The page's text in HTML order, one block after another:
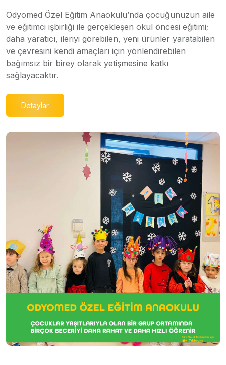
Odyomed Özel Eğitim Anaokulu’nda çocuğunuzun aile
ve eğitimci işbirliği ile gerçekleşen okul öncesi eğitimi;
daha yaratıcı, ileriyi görebilen, yeni ürünler yaratabilen
ve çevresini kendi amaçları için yönlendirebilen
bağımsız bir birey olarak yetişmesine katkı
sağlayacaktır.
Detaylar